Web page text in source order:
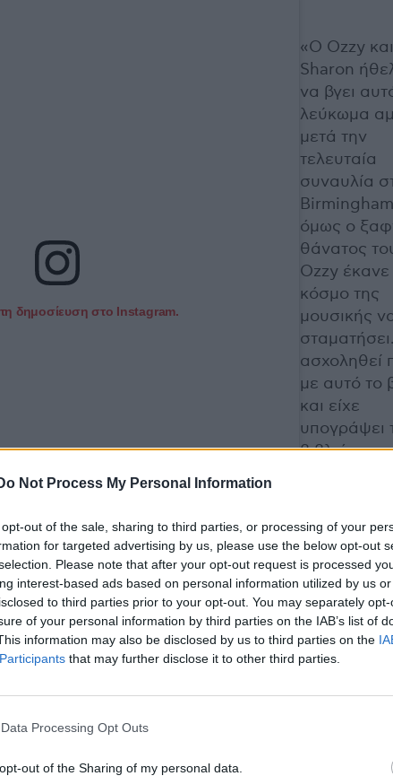
Not Process My Personal Information
out of the sale, sharing to third parties, or processing of your
for targeted advertising by us, please use the below opt-out
Please note that after your opt-out request is processed
interest-based ads based on personal information utilized by us
to third parties prior to your opt-out. You may separately
of your personal information by third parties on the IAB’s list of
information may also be disclosed by us to third parties on the
that may further disclose it to other third parties.
Processing Opt Outs
out of the Sharing of my personal data.
τη δημοσίευση στο Instagram.
από το χρήστη Black Sabbath (@blacksabbath)
«Ο Ozzy
Sharon
να βγει
λεύκωμα
μετά την
τελευταία
συναυλία
όμως ο
θάνατος
Ozzy έκανε
κόσμο της
μουσικής
ασχοληθεί
με αυτό το
και είχε
υπογράψει
βιβλιόσημα
όλα τα
Black
λοιπόν ότι,
χρόνο
η σωστή
για να
με το
ότι τιμά